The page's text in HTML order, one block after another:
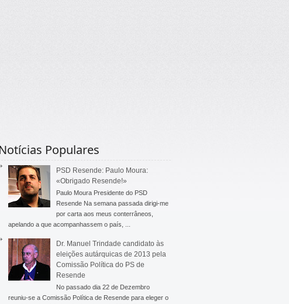
Notícias Populares
PSD Resende: Paulo Moura:
«Obrigado Resende!»
Paulo Moura Presidente do PSD
Resende Na semana passada dirigi-me
por carta aos meus conterrâneos,
apelando a que acompanhassem o país, ...
Dr. Manuel Trindade candidato às
eleições autárquicas de 2013 pela
Comissão Política do PS de
Resende
No passado dia 22 de Dezembro
reuniu-se a Comissão Política de Resende para eleger o